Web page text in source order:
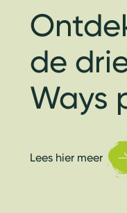
de
Ways
Lees hier meer